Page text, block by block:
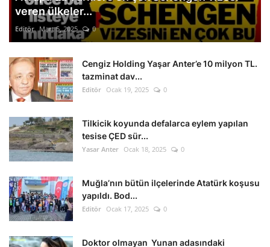
veren ülkeler...
Editör Mart 5, 2025 0
Cengiz Holding Yaşar Anter’e 10 milyon TL.
tazminat dav...
Editör Ocak 19, 2025 0
Tilkicik koyunda defalarca eylem yapılan
tesise ÇED sür...
Yasar Anter Ocak 18, 2025 0
Muğla’nın bütün ilçelerinde Atatürk koşusu
yapıldı. Bod...
Editör Ocak 17, 2025 0
Doktor olmayan Yunan adasındaki